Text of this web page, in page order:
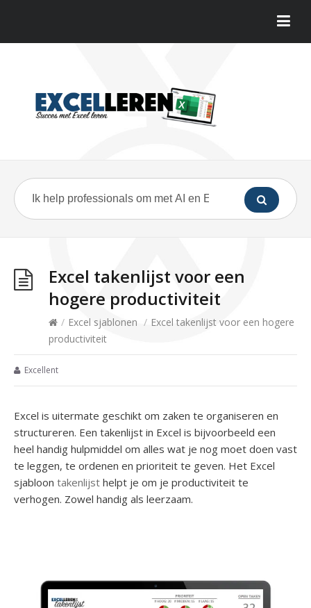
Excel takenlijst voor een
hogere productiviteit
/ Excel sjablonen / Excel takenlijst voor een hogere
productiviteit
Excellent
Excel is uitermate geschikt om zaken te organiseren en
structureren. Een takenlijst in Excel is bijvoorbeeld een
heel handig hulpmiddel om alles wat je nog moet doen vast
te leggen, te ordenen en prioriteit te geven. Het Excel
sjabloon takenlijst helpt je om je productiviteit te
verhogen. Zowel handig als leerzaam.